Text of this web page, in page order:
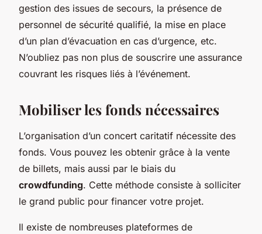
gestion des issues de secours, la présence de
personnel de sécurité qualifié, la mise en place
d’un plan d’évacuation en cas d’urgence, etc.
N’oubliez pas non plus de souscrire une assurance
couvrant les risques liés à l’événement.
Mobiliser les fonds nécessaires
L’organisation d’un concert caritatif nécessite des
fonds. Vous pouvez les obtenir grâce à la vente
de billets, mais aussi par le biais du
crowdfunding. Cette méthode consiste à solliciter
le grand public pour financer votre projet.
Il existe de nombreuses plateformes de